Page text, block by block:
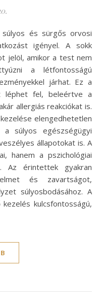
igényel. A sokk
jelöl, amikor a test nem
a létfontosságú
járhat. Ez a
léphet fel, beleértve a
allergiás reakciókat is.
elengedhetetlen
a súlyos egészségügyi
állapotokat is. A
hanem a pszichológiai
Az érintettek gyakran
és zavartságot,
súlyosbodásához. A
kulcsfontosságú,